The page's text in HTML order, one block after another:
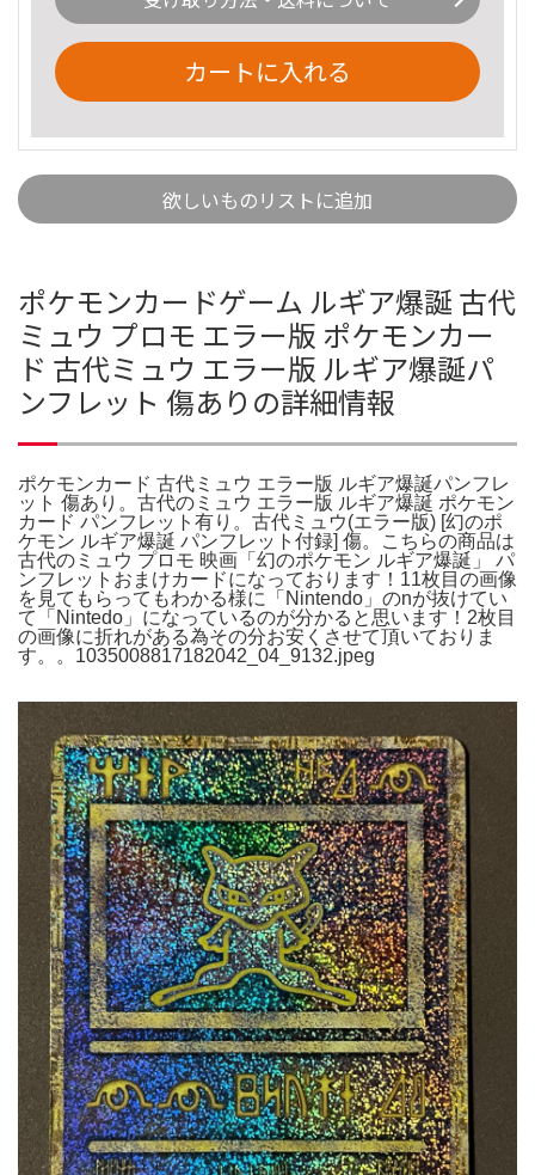
カートに入れる
欲しいものリストに追加
ポケモンカードゲーム ルギア爆誕 古代
ミュウ プロモ エラー版 ポケモンカー
ド 古代ミュウ エラー版 ルギア爆誕パ
ンフレット 傷ありの詳細情報
ポケモンカード 古代ミュウ エラー版 ルギア爆誕パンフレ
ット 傷あり。古代のミュウ エラー版 ルギア爆誕 ポケモン
カード パンフレット有り。古代ミュウ(エラー版) [幻のポ
ケモン ルギア爆誕 パンフレット付録] 傷。こちらの商品は
古代のミュウ プロモ 映画「幻のポケモン ルギア爆誕」 パ
ンフレットおまけカードになっております！11枚目の画像
を見てもらってもわかる様に「Nintendo」のnが抜けてい
て「Nintedo」になっているのが分かると思います！2枚目
の画像に折れがある為その分お安くさせて頂いておりま
す。。1035008817182042_04_9132.jpeg